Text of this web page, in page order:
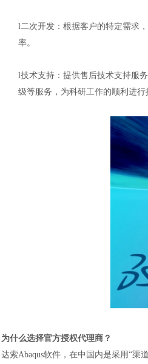
l二次开发：根据客户的特定需求
率。
l技术支持：提供售后技术支持服
级等服务，为科研工作的顺利进行
为什么选择官方授权代理商？
达索Abaqus软件， 在中 国内是采用“渠